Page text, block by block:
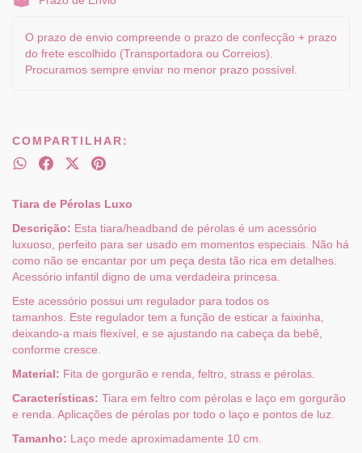
O prazo de envio compreende o prazo de confecção + prazo
do frete escolhido (Transportadora ou Correios).
Procuramos sempre enviar no menor prazo possível.
COMPARTILHAR:
Tiara de Pérolas Luxo
Descrição: Esta tiara/headband de pérolas é um acessório
luxuoso, perfeito para ser usado em momentos especiais. Não há
como não se encantar por um peça desta tão rica em detalhes.
Acessório infantil digno de uma verdadeira princesa.
Este acessório possui um regulador para todos os
tamanhos. Este regulador tem a função de esticar a faixinha,
deixando-a mais flexível, e se ajustando na cabeça da bebê,
conforme cresce.
Material: Fita de gorgurão e renda, feltro, strass e pérolas.
Características: Tiara em feltro com pérolas e laço em gorgurão
e renda. Aplicações de pérolas por todo o laço e pontos de luz.
Tamanho: Laço mede aproximadamente 10 cm.